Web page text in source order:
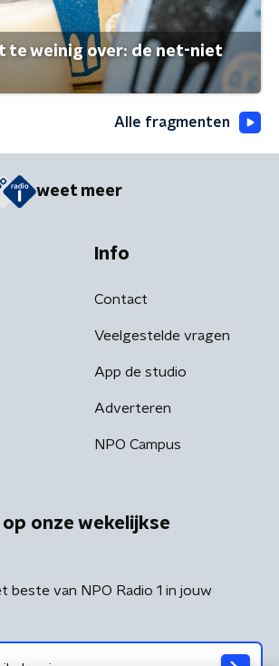
te weinig over: de net-niet
Alle fragmenten
weet meer
Info
Contact
Veelgestelde vragen
App de studio
Adverteren
NPO Campus
onze wekelijkse
beste van NPO Radio 1 in jouw